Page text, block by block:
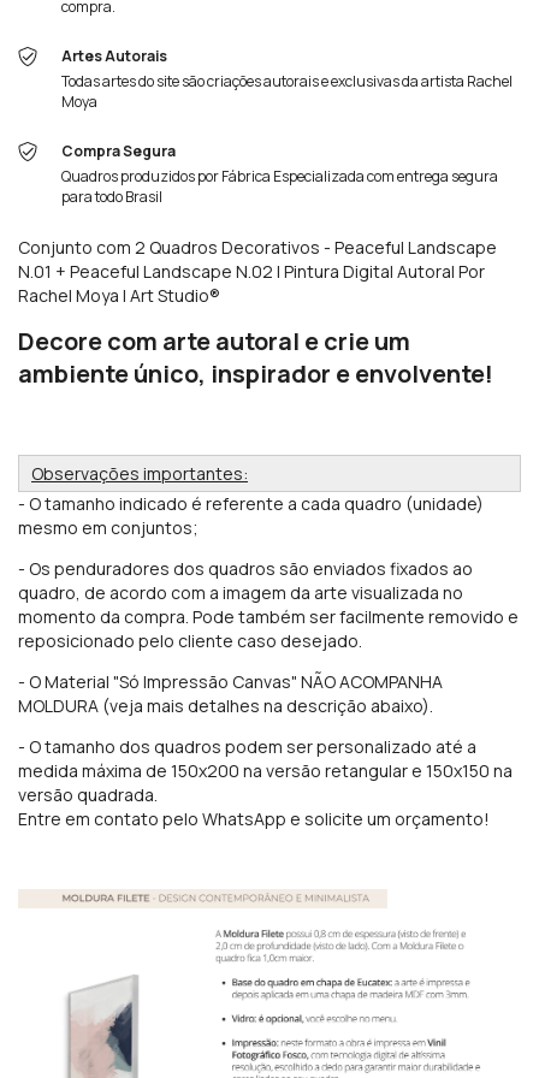
compra.
Artes Autorais
Todas artes do site são criações autorais e exclusivas da artista Rachel
Moya
Compra Segura
Quadros produzidos por Fábrica Especializada com entrega segura
para todo Brasil
Conjunto com 2 Quadros Decorativos - Peaceful Landscape
N.01 + Peaceful Landscape N.02 | Pintura Digital Autoral Por
Rachel Moya | Art Studio®
Decore com arte autoral e crie um
ambiente único, inspirador e envolvente!
Observações importantes:
- O tamanho indicado é referente a cada quadro (unidade)
mesmo em conjuntos;
- Os penduradores dos quadros são enviados fixados ao
quadro, de acordo com a imagem da arte visualizada no
momento da compra. Pode também ser facilmente removido e
reposicionado pelo cliente caso desejado.
- O Material "Só Impressão Canvas" NÃO ACOMPANHA
MOLDURA (veja mais detalhes na descrição abaixo).
- O tamanho dos quadros podem ser personalizado até a
medida máxima de 150x200 na versão retangular e 150x150 na
versão quadrada.
Entre em contato pelo WhatsApp e solicite um orçamento!